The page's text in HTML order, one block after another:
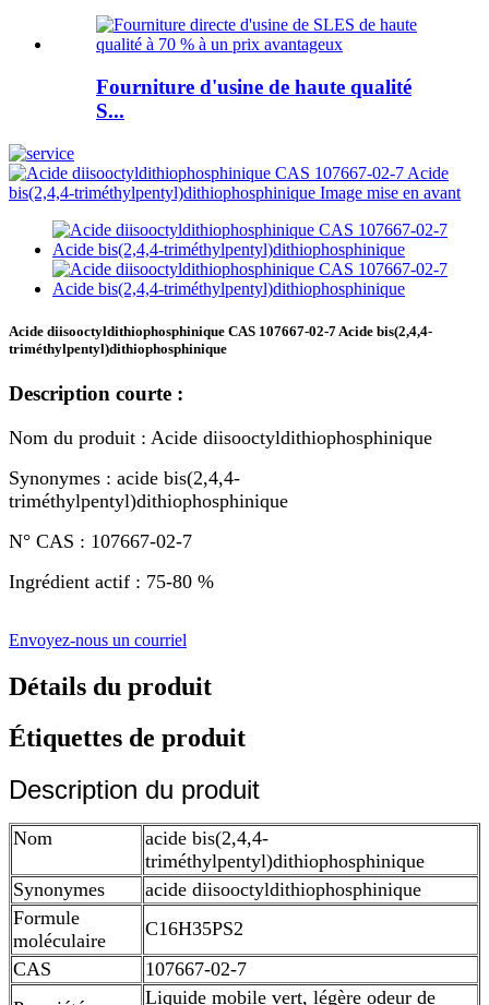
Fourniture d'usine de haute qualité
S...
Acide diisooctyldithiophosphinique CAS 107667-02-7 Acide bis(2,4,4-
triméthylpentyl)dithiophosphinique
Description courte :
Nom du produit : Acide diisooctyldithiophosphinique
Synonymes : acide bis(2,4,4-
triméthylpentyl)dithiophosphinique
N° CAS : 107667-02-7
Ingrédient actif : 75-80 %
Envoyez-nous un courriel
Détails du produit
Étiquettes de produit
Description du produit
Nom
acide bis(2,4,4-
triméthylpentyl)dithiophosphinique
Synonymes
acide diisooctyldithiophosphinique
Formule
moléculaire
C16H35PS2
CAS
107667-02-7
Liquide mobile vert, légère odeur de